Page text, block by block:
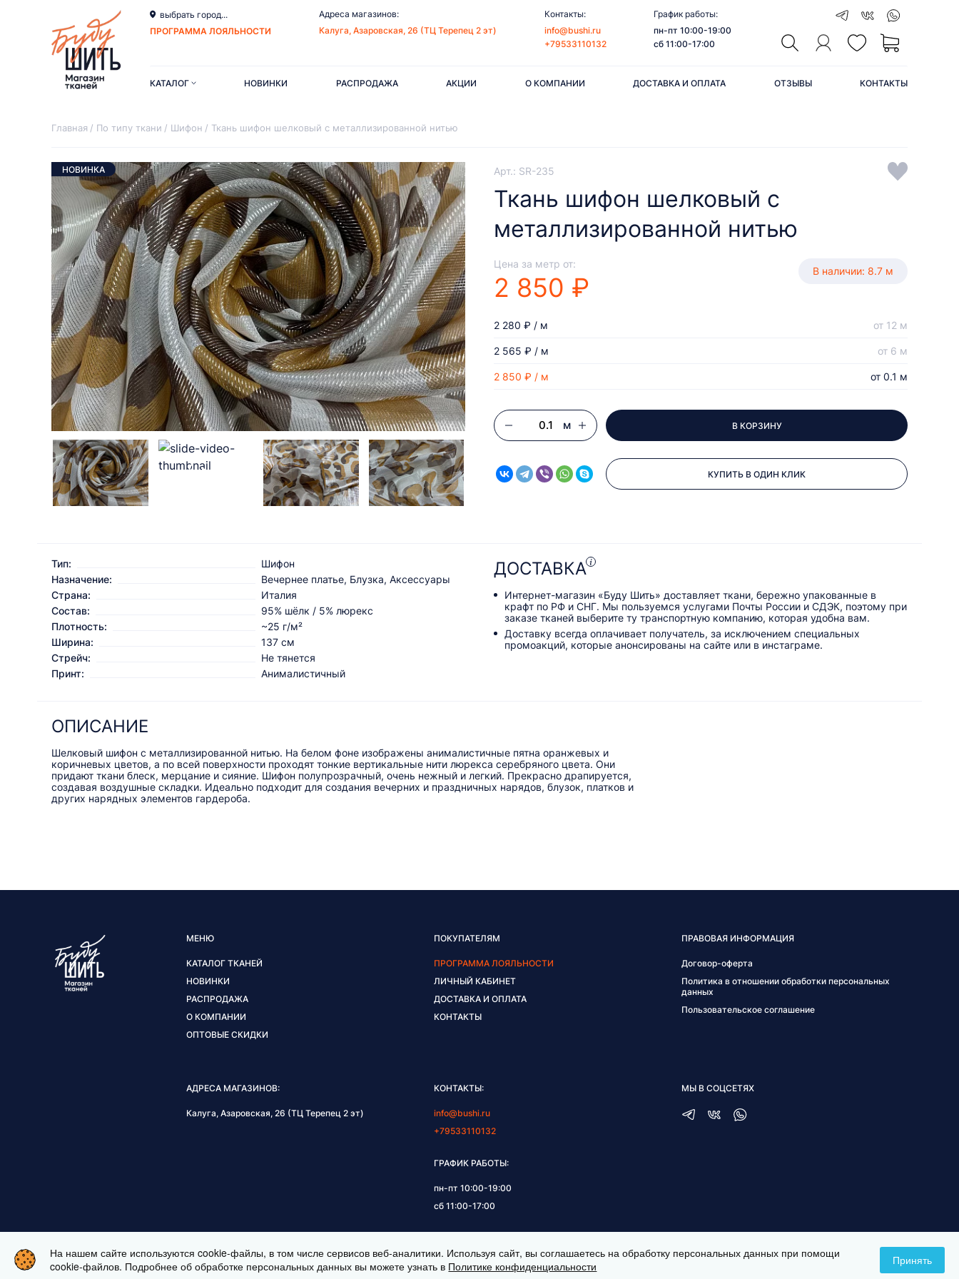
выбрать город...
ПРОГРАММА ЛОЯЛЬНОСТИ
Адреса магазинов:
Калуга, Азаровская, 26 (ТЦ Терепец 2 эт)
Контакты:
info@bushi.ru
+79533110132
График работы:
пн-пт 10:00-19:00
сб 11:00-17:00
КАТАЛОГ НОВИНКИ РАСПРОДАЖА АКЦИИ О КОМПАНИИ ДОСТАВКА И ОПЛАТА ОТЗЫВЫ КОНТАКТЫ
Главная По типу ткани Шифон Ткань шифон шелковый с металлизированной нитью
Арт.: SR-235
Ткань шифон шелковый с
металлизированной нитью
Цена за метр от:
2 850 ₽
В наличии: 8.7 м
2 850 ₽ / м от 0.1 м
2 565 ₽ / м от 6 м
2 280 ₽ / м от 12 м
м В КОРЗИНУ
КУПИТЬ В ОДИН КЛИК
НОВИНКА
Тип:
Шифон
Назначение:
Вечернее платье, Блузка, Аксессуары
Страна:
Италия
Состав:
95% шёлк / 5% люрекс
Плотность:
~25 г/м²
Ширина:
137 см
Стрейч:
Не тянется
Принт:
Анималистичный
ДОСТАВКА
Интернет-магазин «Буду Шить» доставляет ткани, бережно упакованные в
крафт по РФ и СНГ. Мы пользуемся услугами Почты России и СДЭК, поэтому при
заказе тканей выберите ту транспортную компанию, которая удобна вам.
Доставку всегда оплачивает получатель, за исключением специальных
промоакций, которые анонсированы на сайте или в инстаграме.
ОПИСАНИЕ
Шелковый шифон с металлизированной нитью. На белом фоне изображены анималистичные пятна оранжевых и
коричневых цветов, а по всей поверхности проходят тонкие вертикальные нити люрекса серебряного цвета. Они
придают ткани блеск, мерцание и сияние. Шифон полупрозрачный, очень нежный и легкий. Прекрасно драпируется,
создавая воздушные складки. Идеально подходит для создания вечерних и праздничных нарядов, блузок, платков и
других нарядных элементов гардероба.
ЗАКАЗАТЬ ВИДЕОЗВОНОК
МЕНЮ
КАТАЛОГ ТКАНЕЙ
НОВИНКИ
РАСПРОДАЖА
О КОМПАНИИ
ОПТОВЫЕ СКИДКИ
ПОКУПАТЕЛЯМ
ПРОГРАММА ЛОЯЛЬНОСТИ
ЛИЧНЫЙ КАБИНЕТ
ДОСТАВКА И ОПЛАТА
КОНТАКТЫ
ПРАВОВАЯ ИНФОРМАЦИЯ
Договор-оферта
Политика в отношении обработки персональных
данных
Пользовательское соглашение
АДРЕСА МАГАЗИНОВ:
Калуга, Азаровская, 26 (ТЦ Терепец 2 эт)
КОНТАКТЫ:
info@bushi.ru
+79533110132
ГРАФИК РАБОТЫ:
пн-пт 10:00-19:00
сб 11:00-17:00
МЫ В СОЦСЕТЯХ
ИНТЕРНЕТ МАГАЗИН ТКАНЕЙ BUSHI.RU. ВСЕ ПРАВА ЗАЩИЩЕНЫ © 2026 ITESCORT;
На нашем сайте используются cookie-файлы, в том числе сервисов веб-аналитики. Используя сайт, вы соглашаетесь на обработку персональных данных при помощи
cookie-файлов. Подробнее об обработке персональных данных вы можете узнать в Политике конфиденциальности Принять